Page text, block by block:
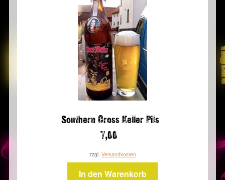
Southern Cross Keller Pils
7,00
zzgl. Versandkosten
In den Warenkorb